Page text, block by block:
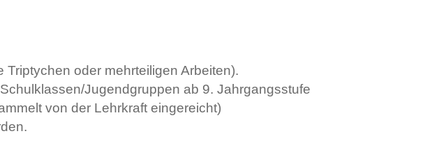
oder mehrteiligen Arbeiten).
Jugendgruppen ab 9. Jahrgangsstufe
von der Lehrkraft eingereicht)